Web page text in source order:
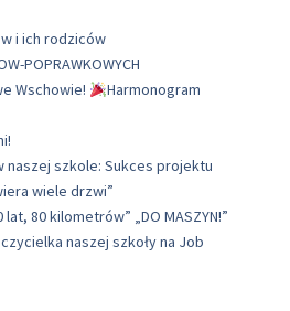
i ich rodziców
POPRAWKOWYCH
Wschowie!
Harmonogram
naszej szkole: Sukces projektu
wiele drzwi”
80 kilometrów” „DO MASZYN!”
naszej szkoły na Job